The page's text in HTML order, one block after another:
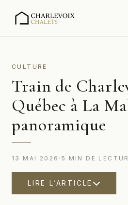
CULTURE
Train de
Québec à La
panoramique
13 MAI 2026 · 5 MIN DE
LIRE L’ARTICLE